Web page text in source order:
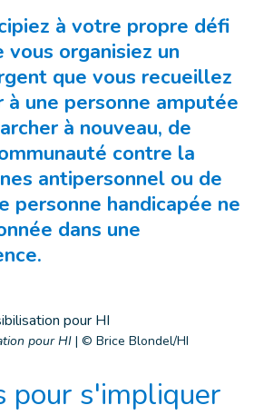
à votre propre défi
vous organisiez un
que vous recueillez
une personne amputée
à nouveau, de
contre la
antipersonnel ou de
personne handicapée ne
dans une
pour HI | © Brice Blondel/HI
pour s'impliquer